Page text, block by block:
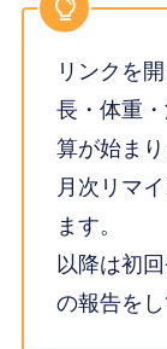
リンクを
長・体重
算が始まり
月次リマ
ます。
以降は初
の報告をし